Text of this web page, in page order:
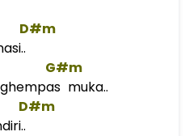
D#m
G#m
muka..
D#m